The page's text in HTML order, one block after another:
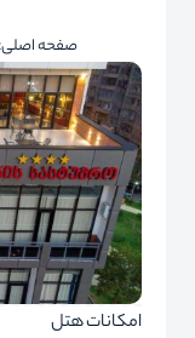
صفحه اصلی
امکانات هتل